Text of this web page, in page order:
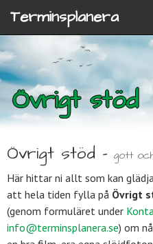
Terminsplanera
Övrigt stöd
Övrigt stöd - gott
Här hittar ni allt som kan
att hela tiden fylla på Övrigt
(genom formuläret under
info@terminsplanera.se) om